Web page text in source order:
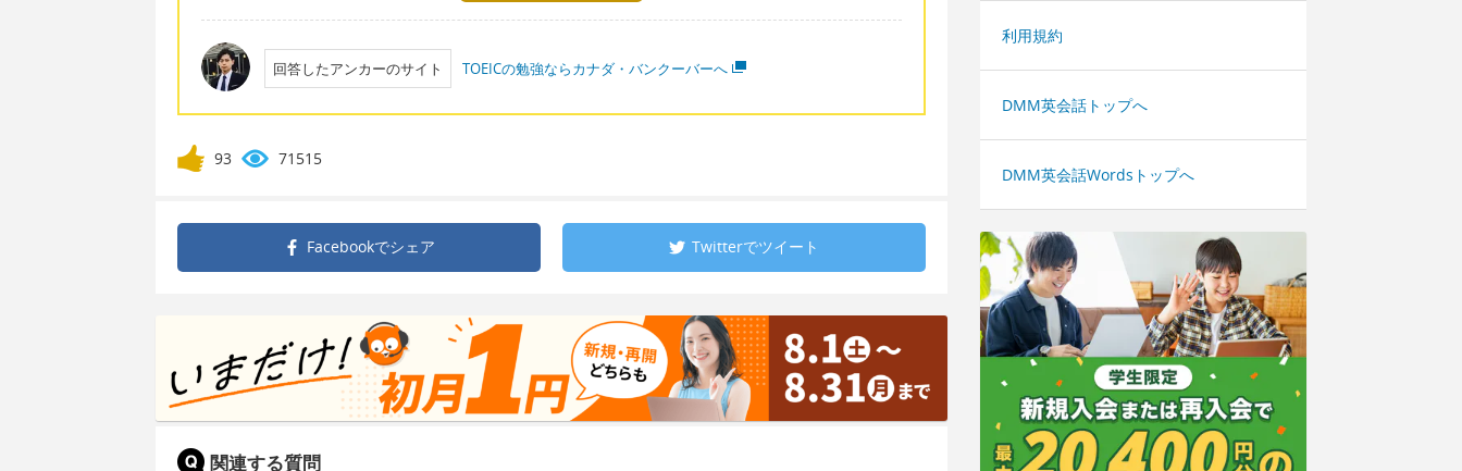
回答したアンカーのサイト TOEICの勉強ならカナダ・バンクーバーへ
93 71515
Facebookでシェア Twitterでツイート
関連する質問
利用規約
DMM英会話トップへ
DMM英会話Wordsトップへ